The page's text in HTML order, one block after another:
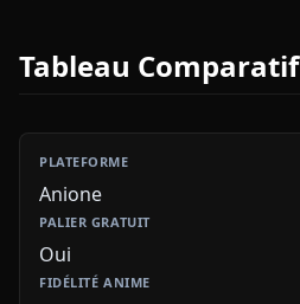
Tableau Comparatif
Anione
Oui